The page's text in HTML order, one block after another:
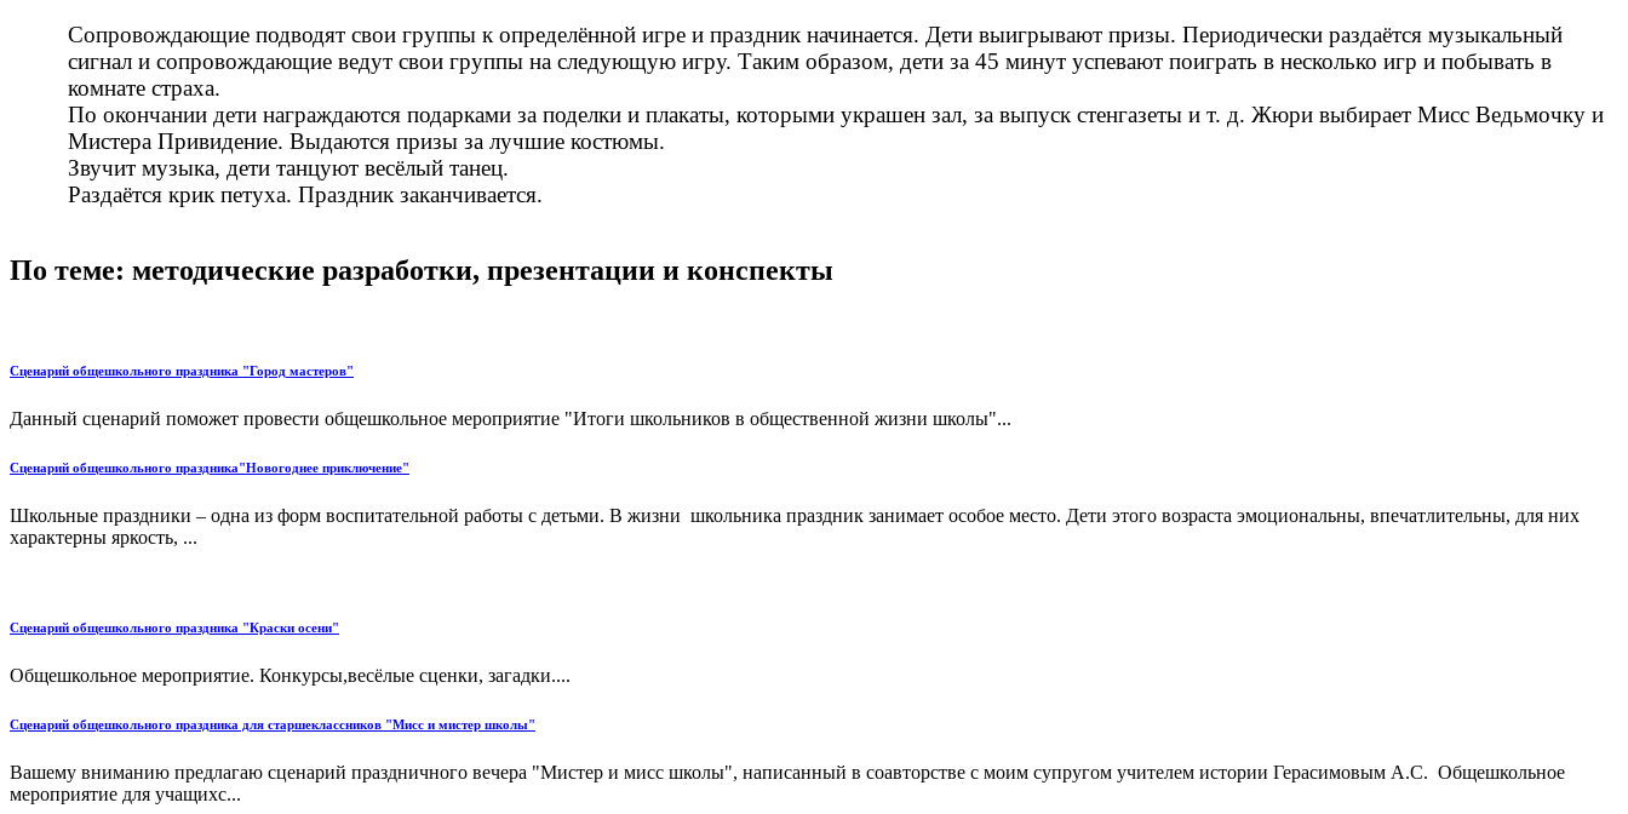
Сопровождающие подводят свои группы к определённой игре и праздник начинается. Дети выигрывают призы. Периодически раздаётся музыкальный
сигнал и сопровождающие ведут свои группы на следующую игру. Таким образом, дети за 45 минут успевают поиграть в несколько игр и побывать в
комнате страха.
По окончании дети награждаются подарками за поделки и плакаты, которыми украшен зал, за выпуск стенгазеты и т. д. Жюри выбирает Мисс Ведьмочку и
Мистера Привидение. Выдаются призы за лучшие костюмы.
Звучит музыка, дети танцуют весёлый танец.
Раздаётся крик петуха. Праздник заканчивается.
По теме: методические разработки, презентации и конспекты
Сценарий общешкольного праздника "Город мастеров"
Данный сценарий поможет провести общешкольное мероприятие "Итоги школьников в общественной жизни школы"...
Сценарий общешкольного праздника"Новогоднее приключение"
Школьные праздники – одна из форм воспитательной работы с детьми. В жизни школьника праздник занимает особое место. Дети этого возраста эмоциональны, впечатлительны, для них
характерны яркость, ...
Сценарий общешкольного праздника "Краски осени"
Общешкольное мероприятие. Конкурсы,весёлые сценки, загадки....
Сценарий общешкольного праздника для старшеклассников "Мисс и мистер школы"
Вашему вниманию предлагаю сценарий праздничного вечера "Мистер и мисс школы", написанный в соавторстве с моим супругом учителем истории Герасимовым А.С. Общешкольное
мероприятие для учащихс...